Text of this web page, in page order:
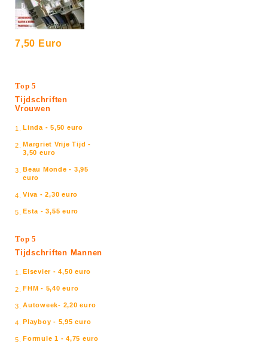
7,50 Euro
Top 5
Tijdschriften
Vrouwen
1. Linda - 5,50 euro
2. Margriet Vrije Tijd -
3,50 euro
3. Beau Monde - 3,95
euro
4. Viva - 2,30 euro
5. Esta - 3,55 euro
Top 5
Tijdschriften Mannen
1. Elsevier - 4,50 euro
2. FHM - 5,40 euro
3. Autoweek- 2,20 euro
4. Playboy - 5,95 euro
5. Formule 1 - 4,75 euro